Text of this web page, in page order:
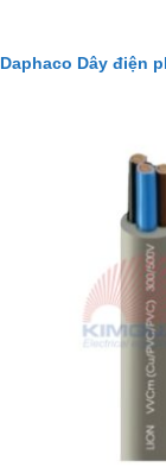
Daphaco Dây điện